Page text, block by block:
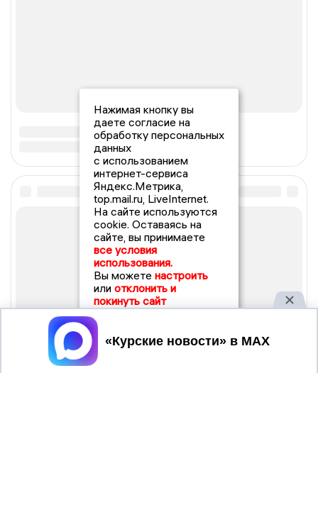
Нажимая кнопку вы
даете согласие на
обработку персональных
данных
с использованием
интернет-сервиса
Яндекс.Метрика,
top.mail.ru, LiveInternet.
На сайте используются
cookie. Оставаясь на
сайте, вы принимаете
все условия
использования.
Вы можете настроить
или отклонить и
покинуть сайт
Принять